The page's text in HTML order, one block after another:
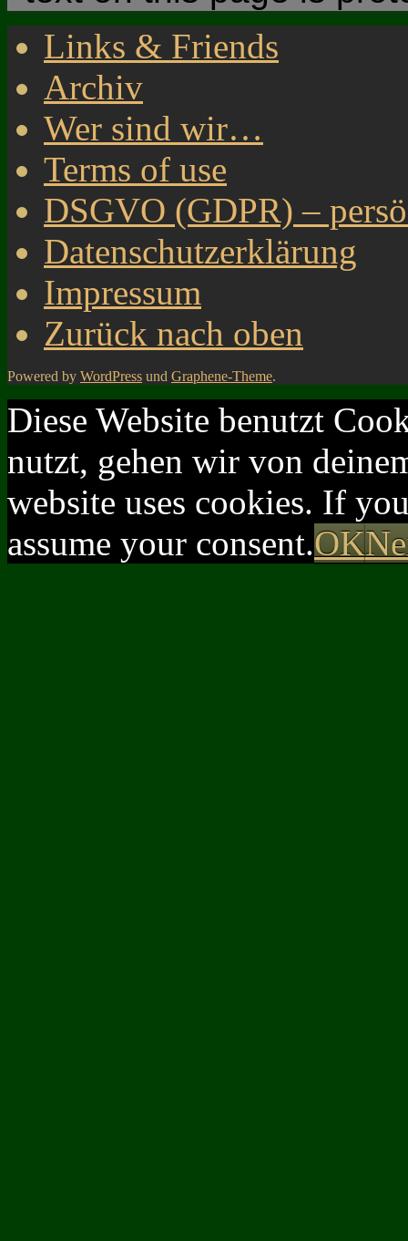
Links & Friends
Archiv
Wer sind wir…
Terms of use
DSGVO (GDPR) –
Datenschutzerklärung
Impressum
Zurück nach oben
Powered by WordPress und Graphene-Theme.
Diese Website benutzt
nutzt, gehen wir von
website uses cookies. If
assume your consent.OK